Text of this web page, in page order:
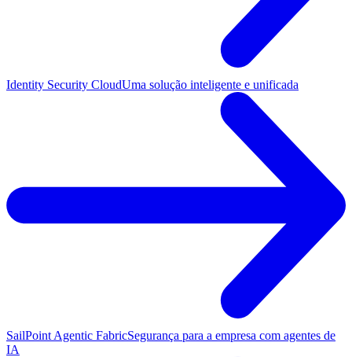
Identity Security CloudUma solução inteligente e unificada
SailPoint Agentic FabricSegurança para a empresa com agentes de
IA